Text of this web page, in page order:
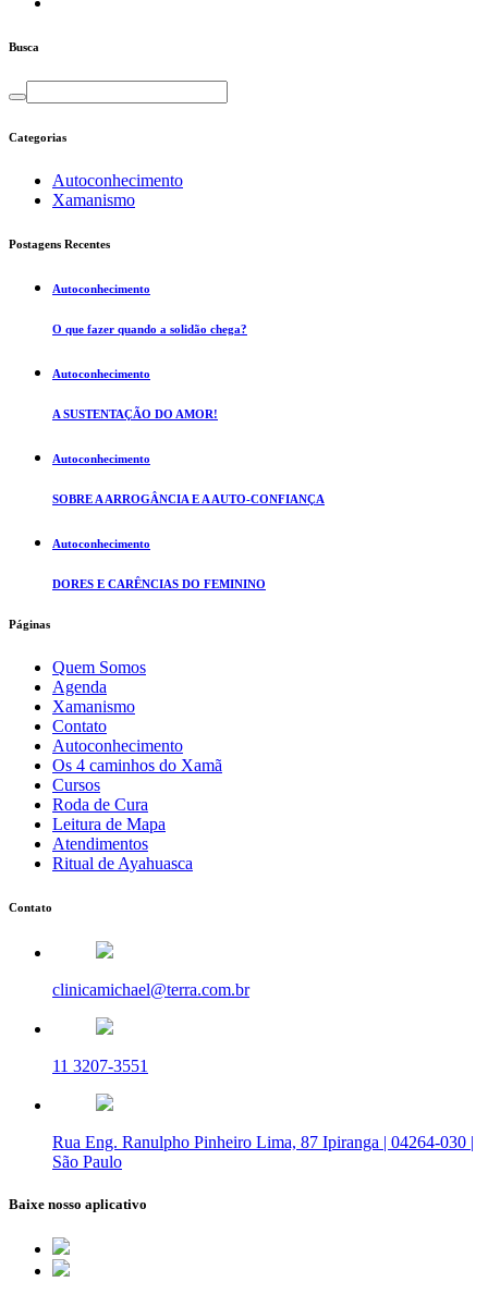
Busca
Categorias
Autoconhecimento
Xamanismo
Postagens Recentes
Autoconhecimento
O que fazer quando a solidão chega?
Autoconhecimento
A SUSTENTAÇÃO DO AMOR!
Autoconhecimento
SOBRE A ARROGÂNCIA E A AUTO-CONFIANÇA
Autoconhecimento
DORES E CARÊNCIAS DO FEMININO
Páginas
Quem Somos
Agenda
Xamanismo
Contato
Autoconhecimento
Os 4 caminhos do Xamã
Cursos
Roda de Cura
Leitura de Mapa
Atendimentos
Ritual de Ayahuasca
Contato
clinicamichael@terra.com.br
11 3207-3551
Rua Eng. Ranulpho Pinheiro Lima, 87 Ipiranga | 04264-030 |
São Paulo
Baixe nosso aplicativo